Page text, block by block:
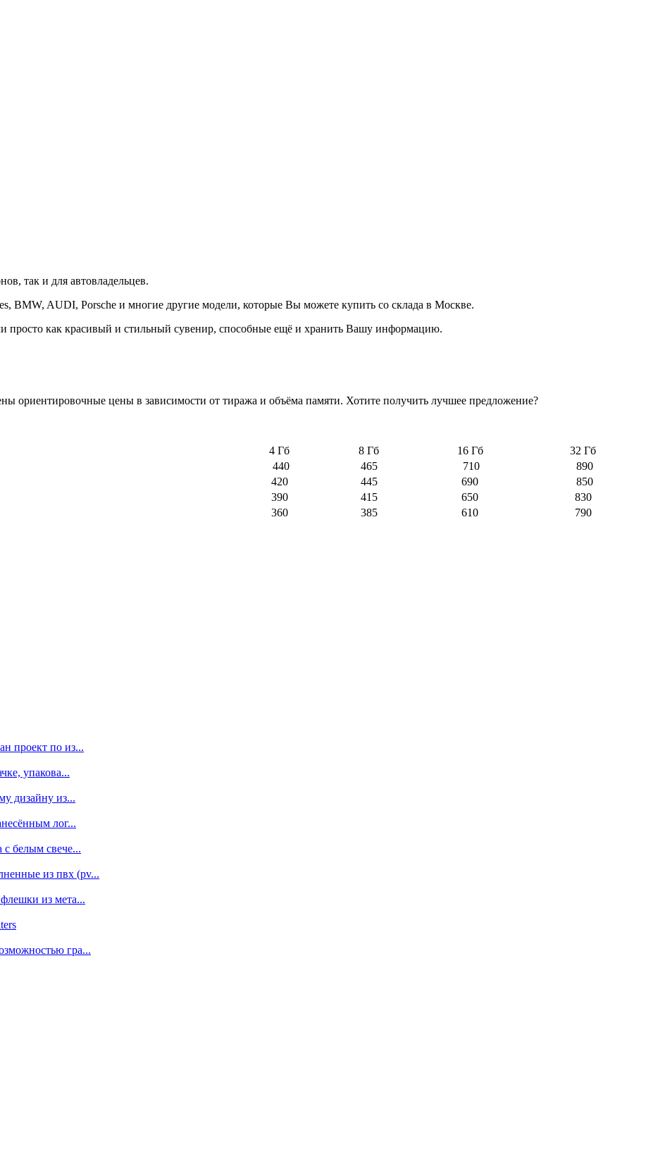
так и для автовладельцев.
BMW, AUDI, Porsche и многие другие модели, которые Вы можете купить со склада в Москве.
просто как красивый и стильный сувенир, способные ещё и хранить Вашу информацию.
ориентировочные цены в зависимости от тиража и объёма памяти. Хотите получить лучшее предложение?
4 Гб 8 Гб 16 Гб
32 Гб
440 465 710
890
420 445 690
850
390 415 650
830
360 385 610 790
проект по из...
упакова...
дизайну из...
лог...
с белым свече...
из пвх (pv...
из мета...
гра...